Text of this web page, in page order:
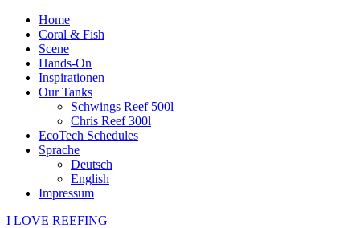
Home
Coral & Fish
Scene
Hands-On
Inspirationen
Our Tanks
Schwings Reef 500l
Chris Reef 300l
EcoTech Schedules
Sprache
Deutsch
English
Impressum
I LOVE REEFING